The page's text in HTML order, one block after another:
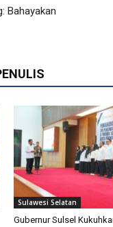
Bahayakan
Sulawesi Selatan
Gubernur Sulsel